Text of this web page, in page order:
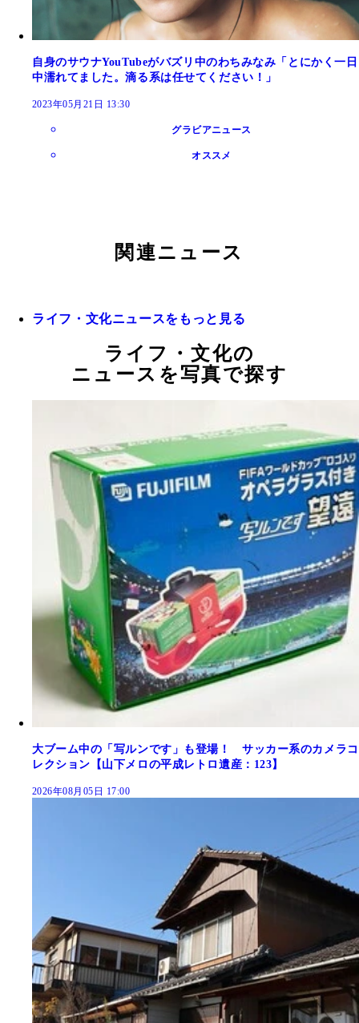
自身のサウナYouTubeがバズリ中のわちみなみ「とにかく一日
中濡れてました。滴る系は任せてください！」
2023年05月21日 13:30
グラビアニュース
オススメ
関連ニュース
ライフ・文化ニュースをもっと見る
ライフ・文化の
ニュースを写真で探す
大ブーム中の「写ルンです」も登場！ サッカー系のカメラコ
レクション【山下メロの平成レトロ遺産：123】
2026年08月05日 17:00